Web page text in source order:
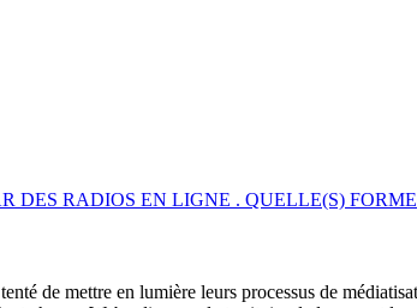
RADIOS EN LIGNE . QUELLE(S)
de mettre en lumière leurs processus de